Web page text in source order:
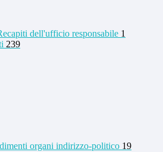
dell'ufficio responsabile 1
239
organi indirizzo-politico 19